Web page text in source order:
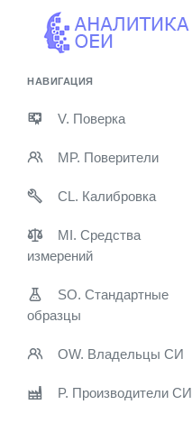
НАВИГАЦИЯ
V. Поверка
MP. Поверители
CL. Калибровка
MI. Средства
измерений
SO. Стандартные
образцы
OW. Владельцы СИ
P. Производители СИ